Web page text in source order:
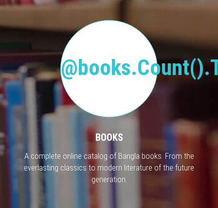
BOOKS
A complete online catalog of Bangla books. From the
everlasting classics to modern literature of the future
generation.